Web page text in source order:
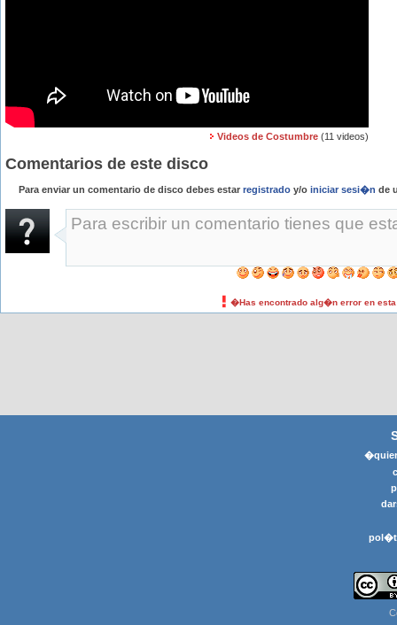
Videos de Costumbre (11 videos)
Comentarios de este disco
Para enviar un comentario de disco debes estar registrado y/o iniciar sesi�n de
�Has encontrado alg�n error en